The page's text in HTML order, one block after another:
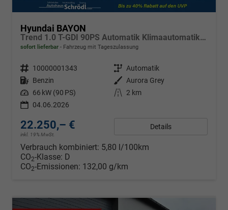
Hyundai BAYON
Trend 1.0 T-GDI 90PS Automatik Klimaautomatik Rückf.Kamera Parksensoren Sitzheizung Lenkradheizung Bluetooth Touchscreen Tempomat Apple CarPlay + Android Auto 16"LM
sofort lieferbar Fahrzeug mit Tageszulassung
Fahrzeugnr. 10000001343 Getriebe Automatik
Kraftstoff Benzin Außenfarbe Aurora Grey
Leistung 66 kW (90 PS) Kilometerstand
2 km
04.06.2026
22.250,– €
inkl. 19% MwSt.
Details
Verbrauch kombiniert: 5,80 l/100km
CO2-Klasse: D
CO2-Emissionen: 132,00 g/km